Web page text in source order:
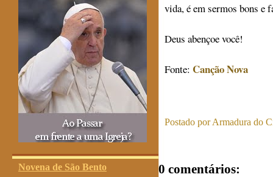
Novena de São Bento
vida, é em sermos bons e
Deus abençoe você!
Fonte: Canção Nova
Postado porArmadura do
0 comentários: